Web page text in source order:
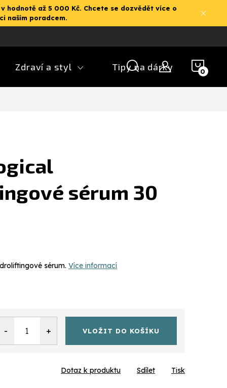
hodnotě až 5 000 Kč. Chcete se dozvědět více o
naším poradcem.
Zdraví a styl Tipy na dárky
sérum 30
sérum. Více informací
VLOŽIT DO KOŠÍKU
Tisk
Dotaz k produktu Sdílet